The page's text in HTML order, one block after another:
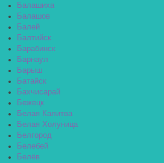
Балашиха
Балашов
Балей
Балтийск
Барабинск
Барнаул
Барыш
Батайск
Бахчисарай
Бежецк
Белая Калитва
Белая Холуница
Белгород
Белебей
Белёв